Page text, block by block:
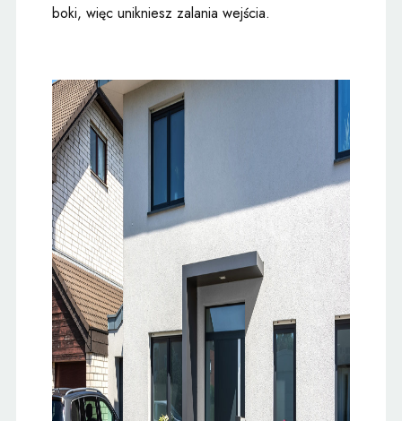
boki, więc unikniesz zalania wejścia.